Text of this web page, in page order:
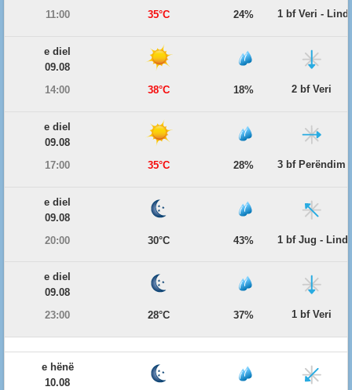
11:00 35°C 24% 1 bf Veri -
e diel
09.08
14:00
38°C 18% 2 bf Veri
e diel
09.08
17:00
35°C 28% 3 bf Perëndim
e diel
09.08
20:00
30°C 43% 1 bf Jug -
e diel
09.08
23:00
28°C 37% 1 bf Veri
e hënë
10.08